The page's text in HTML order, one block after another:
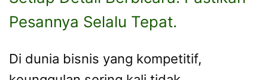
Pesannya Selalu Tepat.
Di dunia bisnis yang kompetitif,